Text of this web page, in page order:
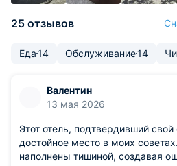
25 отзывов
Еда14 Обслуживание14
Валентин
13 мая 2026
Этот отель, подтвердивший
достойное место в моих
наполнены тишиной, создавая